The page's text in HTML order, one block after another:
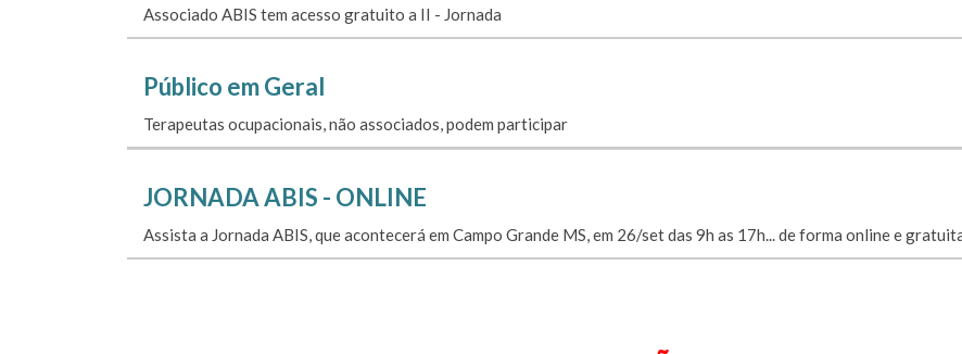
Associado ABIS tem acesso gratuito a II - Jornada
Público em Geral
Terapeutas ocupacionais, não associados, podem participar
JORNADA ABIS - ONLINE
Assista a Jornada ABIS, que acontecerá em Campo Grande MS, em 26/set das 9h as 17h... de forma online e